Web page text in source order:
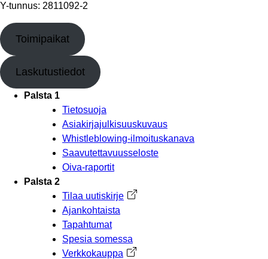
Y-tunnus: 2811092-2
Toimipaikat
Laskutustiedot
Palsta 1
Tietosuoja
Asiakirjajulkisuuskuvaus
Whistleblowing-ilmoituskanava
Saavutettavuusseloste
Oiva-raportit
Palsta 2
Tilaa uutiskirje Avautuu uuteen välilehteen
Ajankohtaista
Tapahtumat
Spesia somessa
Verkkokauppa Avautuu uuteen välilehteen